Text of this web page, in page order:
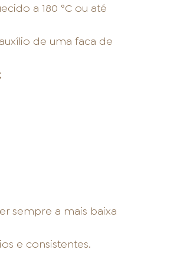
a 180 °C ou até
de uma faca de
sempre a mais baixa
e consistentes.